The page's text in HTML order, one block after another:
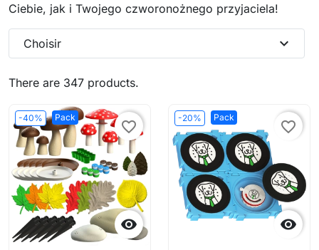
Ciebie, jak i Twojego czworonożnego przyjaciela!
There are 347 products.
Choisir expand_more
-40% Pack

favorite_border
-20% Pack

favorite_border